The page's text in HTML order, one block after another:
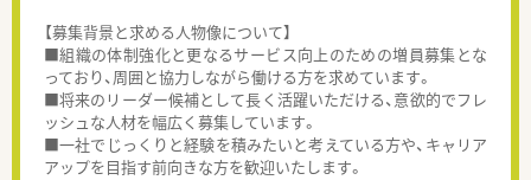
【募集背景と求める人物像について】
■組織の体制強化と更なるサービス向上のための増員募集とな
っており、周囲と協力しながら働ける方を求めています。
■将来のリーダー候補として長く活躍いただける、意欲的でフレ
ッシュな人材を幅広く募集しています。
■一社でじっくりと経験を積みたいと考えている方や、キャリア
アップを目指す前向きな方を歓迎いたします。